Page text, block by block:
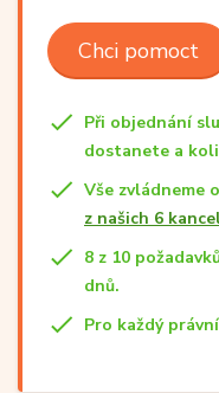
Chci pomoct
Při objednání
dostanete a
Vše zvládneme
z našich 6
8 z 10
dnů.
Pro každý